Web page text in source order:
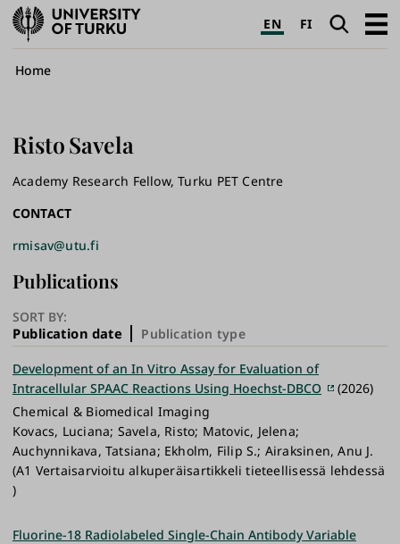
University
of
Turku
EN FI SearchOpen
Breadcrumb
Home
RistoSavela
Academy Research Fellow, Turku PET Centre
CONTACT
rmisav@utu.fi
Publications
SORT BY:
Publication date Publication type
Development of an In Vitro Assay for Evaluation of
Intracellular SPAAC Reactions Using Hoechst-DBCO
(2026)
Chemical & Biomedical Imaging
Kovacs, Luciana; Savela, Risto; Matovic, Jelena;
Auchynnikava, Tatsiana; Ekholm, Filip S.; Airaksinen, Anu J.
(A1 Vertaisarvioitu alkuperäisartikkeli tieteellisessä lehdessä
)
Fluorine-18 Radiolabeled Single-Chain Antibody Variable